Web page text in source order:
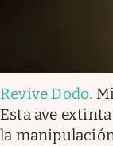
Revive Dodo.
Esta ave
la